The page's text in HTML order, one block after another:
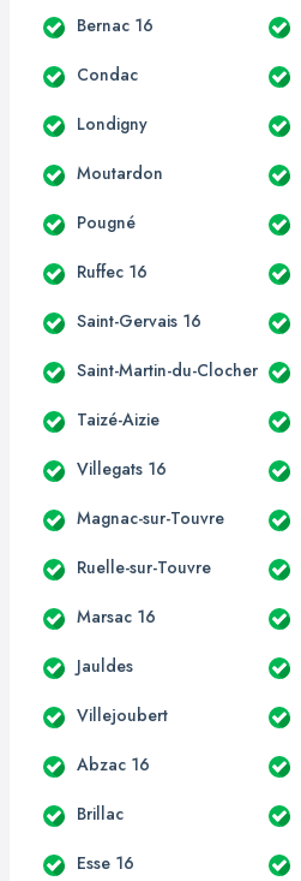
Bernac 16
Condac
Londigny
Moutardon
Pougné
Ruffec 16
Saint-Gervais 16
Saint-Martin-du-Clocher
Taizé-Aizie
Villegats 16
Magnac-sur-Touvre
Ruelle-sur-Touvre
Marsac 16
Jauldes
Villejoubert
Abzac 16
Brillac
Esse 16